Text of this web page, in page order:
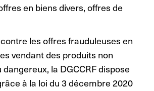
en biens divers, offres de
les offres frauduleuses en
vendant des produits non
la DGCCRF dispose
à la loi du 3 décembre 2020